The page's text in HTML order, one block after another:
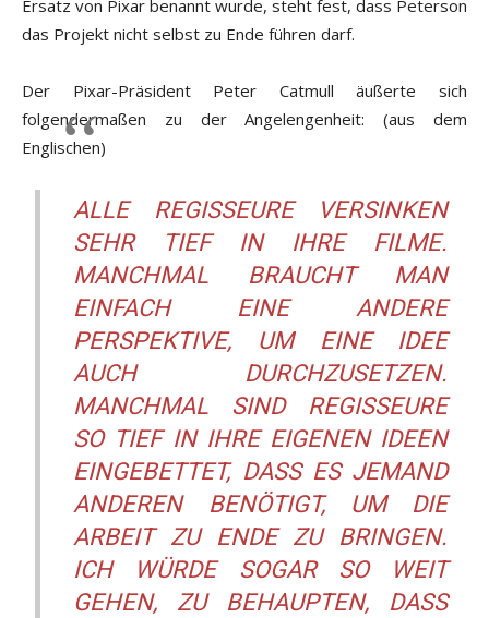
Ersatz von Pixar benannt wurde, steht fest, dass Peterson
das Projekt nicht selbst zu Ende führen darf.
Der Pixar-Präsident Peter Catmull äußerte sich
folgendermaßen zu der Angelengenheit: (aus dem
Englischen)
ALLE REGISSEURE VERSINKEN
SEHR TIEF IN IHRE FILME.
MANCHMAL BRAUCHT MAN
EINFACH EINE ANDERE
PERSPEKTIVE, UM EINE IDEE
AUCH DURCHZUSETZEN.
MANCHMAL SIND REGISSEURE
SO TIEF IN IHRE EIGENEN IDEEN
EINGEBETTET, DASS ES JEMAND
ANDEREN BENÖTIGT, UM DIE
ARBEIT ZU ENDE ZU BRINGEN.
ICH WÜRDE SOGAR SO WEIT
GEHEN, ZU BEHAUPTEN, DASS